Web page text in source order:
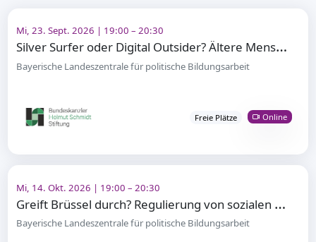
Mi, 23. Sept. 2026 | 19:00 – 20:30
S
ilver Surfer oder Digital Outsider? Ältere Menschen und digitale Teilhabe
Bayerische Landeszentrale für politische Bildungsarbeit
Freie Plätze Online
Mi, 14. Okt. 2026 | 19:00 – 20:30
G
reift Brüssel durch? Regulierung von sozialen Medien in der EU
Bayerische Landeszentrale für politische Bildungsarbeit